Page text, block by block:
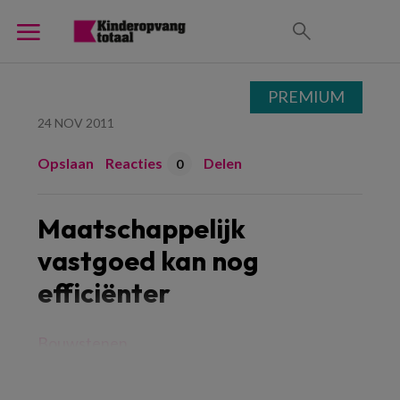
24 NOV 2011
Opslaan Reacties 0 Delen
Maatschappelijk
vastgoed kan nog
efficiënter
PREMIUM